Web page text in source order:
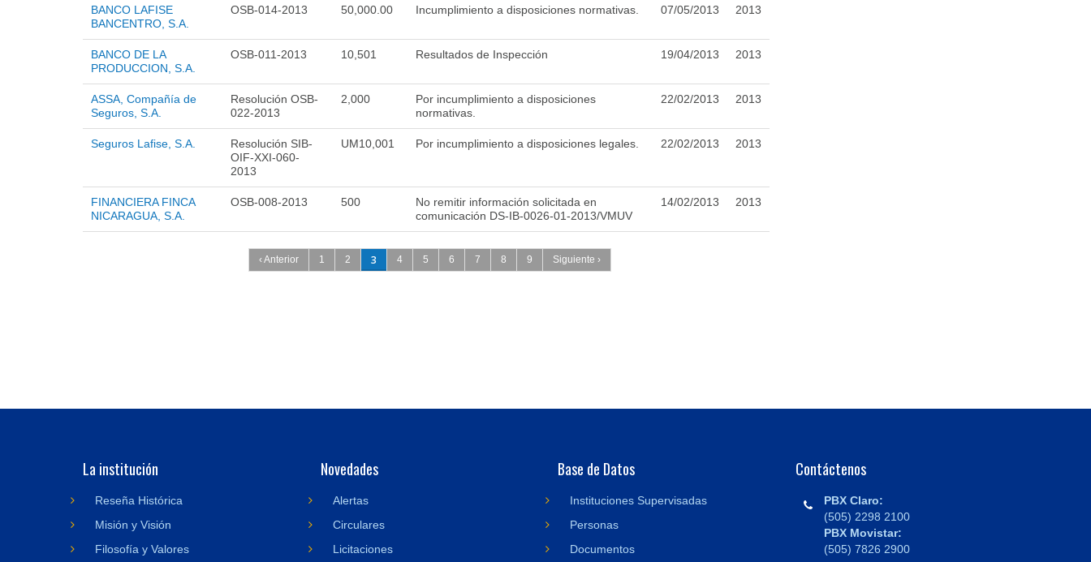
BANCO LAFISE
BANCENTRO, S.A.
OSB-014-2013 50,000.00 Incumplimiento a disposiciones normativas. 07/05/2013 2013
BANCO DE LA
PRODUCCION, S.A.
OSB-011-2013 10,501 Resultados de Inspección 19/04/2013 2013
ASSA, Compañía de
Seguros, S.A.
Resolución OSB-
022-2013
2,000
Por incumplimiento a disposiciones
normativas.
22/02/2013 2013
Seguros Lafise, S.A.
Resolución SIB-
OIF-XXI-060-
2013
UM10,001 Por incumplimiento a disposiciones legales. 22/02/2013 2013
FINANCIERA FINCA
NICARAGUA, S.A.
OSB-008-2013 500
No remitir información solicitada en
comunicación DS-IB-0026-01-2013/VMUV
14/02/2013 2013
‹ Anterior 1 2 3 4 5 6 7 8 9 Siguiente ›
La institución
Reseña Histórica
Misión y Visión
Filosofía y Valores
Novedades
Alertas
Circulares
Licitaciones
Base de Datos
Instituciones Supervisadas
Personas
Documentos
Contáctenos
PBX Claro:
(505) 2298 2100
PBX Movistar:
(505) 7826 2900